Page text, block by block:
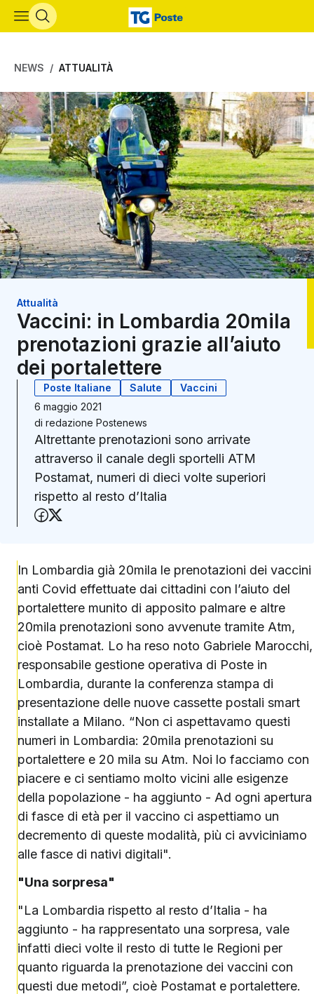
Vai al contenuto principale
NEWS ATTUALITÀ
Attualità
Vaccini: in Lombardia 20mila
prenotazioni grazie all’aiuto
dei portalettere
Poste Italiane Salute
Vaccini
6 maggio 2021
di redazione Postenews
Altrettante prenotazioni sono arrivate
attraverso il canale degli sportelli ATM
Postamat, numeri di dieci volte superiori
rispetto al resto d’Italia
Condividi su Facebook
In Lombardia già 20mila le prenotazioni dei vaccini
anti Covid effettuate dai cittadini con l’aiuto del
portalettere munito di apposito palmare e altre
20mila prenotazioni sono avvenute tramite Atm,
cioè Postamat. Lo ha reso noto Gabriele Marocchi,
responsabile gestione operativa di Poste in
Lombardia, durante la conferenza stampa di
presentazione delle nuove cassette postali smart
installate a Milano. “Non ci aspettavamo questi
numeri in Lombardia: 20mila prenotazioni su
portalettere e 20 mila su Atm. Noi lo facciamo con
piacere e ci sentiamo molto vicini alle esigenze
della popolazione - ha aggiunto - Ad ogni apertura
di fasce di età per il vaccino ci aspettiamo un
decremento di queste modalità, più ci avviciniamo
alle fasce di nativi digitali".
"Una sorpresa"
"La Lombardia rispetto al resto d’Italia - ha
aggiunto - ha rappresentato una sorpresa, vale
infatti dieci volte il resto di tutte le Regioni per
quanto riguarda la prenotazione dei vaccini con
questi due metodi”, cioè Postamat e portalettere.